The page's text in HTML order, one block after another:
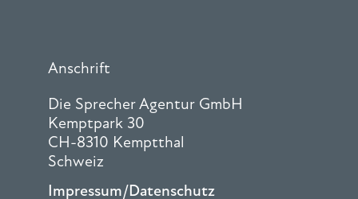
Anschrift
Die Sprecher Agentur GmbH
Kemptpark 30
CH-8310 Kemptthal
Schweiz
Impressum/Datenschutz